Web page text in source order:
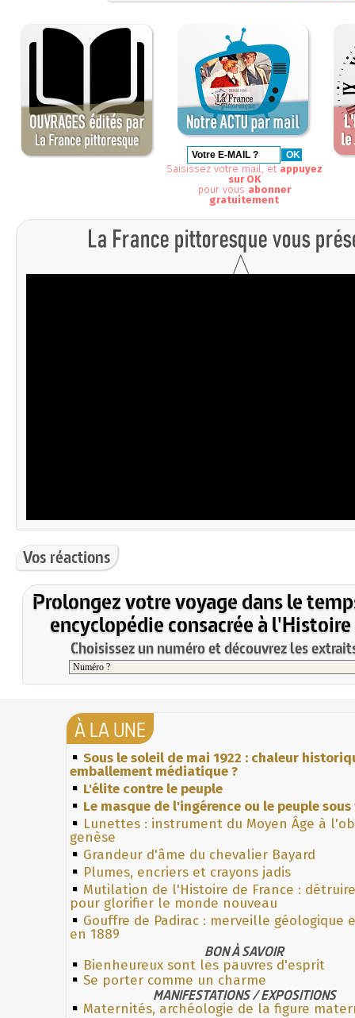
Saisissez votre mail, et appuyez
sur OK
pour vous abonner
gratuitement
Vos réactions
Prolongez votre voyage dans le
encyclopédie consacrée à l'Histoire
Choisissez un numéro et découvrez les
À LA UNE
Sous le soleil de mai 1922 : chaleur
emballement médiatique ?
L'élite contre le peuple
Le masque de l'ingérence ou le peuple
Lunettes : instrument du Moyen Âge à
genèse
Grandeur d'âme du chevalier Bayard
Plumes, encriers et crayons jadis
Mutilation de l'Histoire de France :
pour glorifier le monde nouveau
Gouffre de Padirac : merveille géologique
en 1889
BON À SAVOIR
Bienheureux sont les pauvres d'esprit
Se porter comme un charme
MANIFESTATIONS / EXPOSITIONS
Maternités, archéologie de la figure